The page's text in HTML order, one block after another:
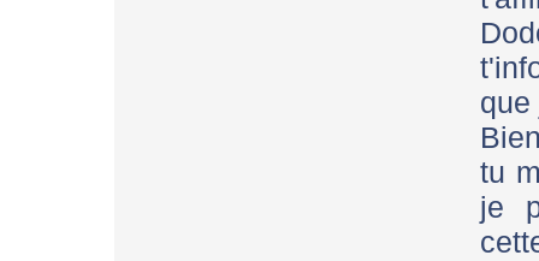
que
tu
je